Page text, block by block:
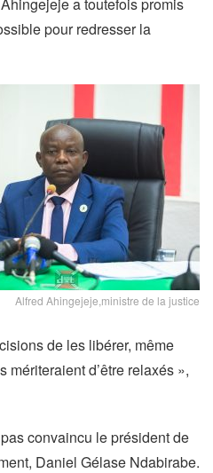
pour redresser la
Alfred Ahingejeje,ministre de la justice
de les libérer, même
mériteraient d’être relaxés »,
convaincu le président de
Daniel Gélase Ndabirabe.